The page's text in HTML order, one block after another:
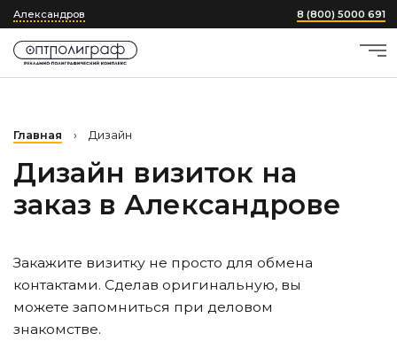
Александров 8 (800) 5000 691
Главная › Дизайн
Дизайн визиток на
заказ в Александрове
Закажите визитку не просто для обмена
контактами. Сделав оригинальную, вы
можете запомниться при деловом
знакомстве.